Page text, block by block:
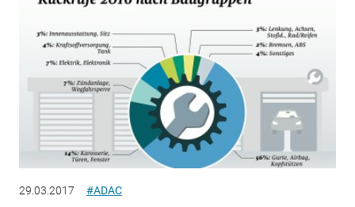
29.03.2017 #ADAC